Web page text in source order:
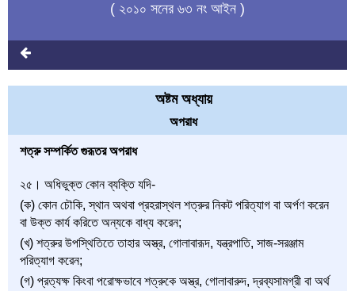
( ২০১০ সনের ৬৩ নং আইন )
অষ্টম অধ্যায়
অপরাধ
শত্রু সম্পর্কিত গুরূতর অপরাধ
২৫। অধিভুক্ত কোন ব্যক্তি যদি-
(ক) কোন চৌকি, স্থান অথবা প্রহরাস্থল শত্রুর নিকট পরিত্যাগ বা অর্পণ করেন
বা উক্ত কার্য করিতে অন্যকে বাধ্য করেন;
(খ) শত্রুর উপস্থিতিতে তাহার অস্ত্র, গোলাবারূদ, যন্ত্রপাতি, সাজ-সরঞ্জাম
পরিত্যাগ করেন;
(গ) প্রত্যক্ষ কিংবা পরোক্ষভাবে শত্রুকে অস্ত্র, গোলাবারুদ, দ্রব্যসামগ্রী বা অর্থ